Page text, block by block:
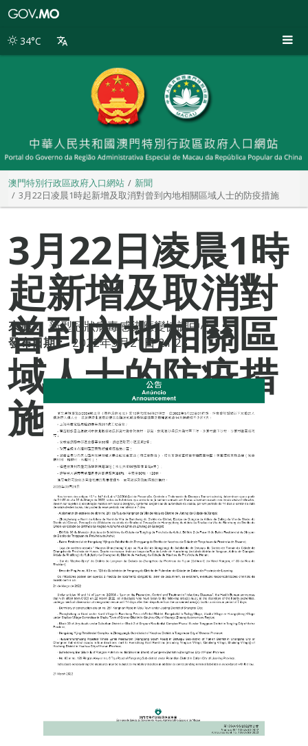
別
34°C
澳門特別行政區政府入口網站
新聞
3月22日凌晨1時起新增及取消對曾到內地相關區域人士的防疫措施
3月22日凌晨1時
起新增及取消對
曾到內地相關區
域人士的防疫措
施
來源： 新型冠狀病毒感染應變協調中心
發布日期： 2022年3月21日 21:23